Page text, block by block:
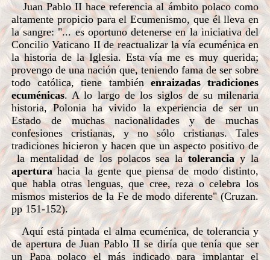
Juan Pablo II hace referencia al ámbito polaco como
altamente propicio para el Ecumenismo, que él lleva en
la sangre: "... es oportuno detenerse en la iniciativa del
Concilio Vaticano II de reactualizar la vía ecuménica en
la historia de la Iglesia. Esta vía me es muy querida;
provengo de una nación que, teniendo fama de ser sobre
todo católica, tiene también enraizadas tradiciones
ecuménicas. A lo largo de los siglos de su milenaria
historia, Polonia ha vivido la experiencia de ser un
Estado de muchas nacionalidades y de muchas
confesiones cristianas, y no sólo cristianas. Tales
tradiciones hicieron y hacen que un aspecto positivo de
la mentalidad de los polacos sea latolerancia y la
aperturahacia la gente que piensa de modo distinto,
que habla otras lenguas, que cree, reza o celebra los
mismos misterios de la Fe de modo diferente" (Cruzan.
pp 151-152).
Aquí está pintada el alma ecuménica, de tolerancia y
de apertura de Juan Pablo II se diría que tenía que ser
un Papa polaco el más indicado para implantar el